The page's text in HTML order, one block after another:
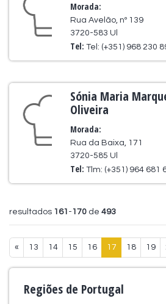
Morada:
Rua Avelão, nº 139
3720-583 Ul
Tel:Tel: (+351) 968 230
Sónia Maria
Oliveira
Morada:
Rua da Baixa, 171
3720-585 Ul
Tel:Tlm: (+351) 964 681
resultados 161 - 170 de 493
« 13 14 15 16 17 18 19
Regiões de Portugal